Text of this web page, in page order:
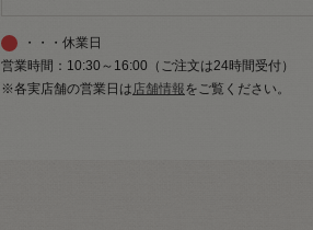
・・・休業日
営業時間：10:30～16:00（ご注文は24時間受付）
※各実店舗の営業日は店舗情報をご覧ください。